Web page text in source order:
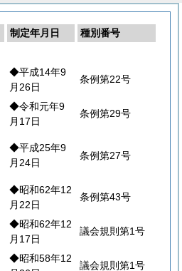
制定年月日
種別番号
◆平成14年9
月26日
条例第22号
◆令和元年9
月17日
条例第29号
◆平成25年9
月24日
条例第27号
◆昭和62年12
月22日
条例第43号
◆昭和62年12
月17日
議会規則第1号
◆昭和58年12
議会規則第1号